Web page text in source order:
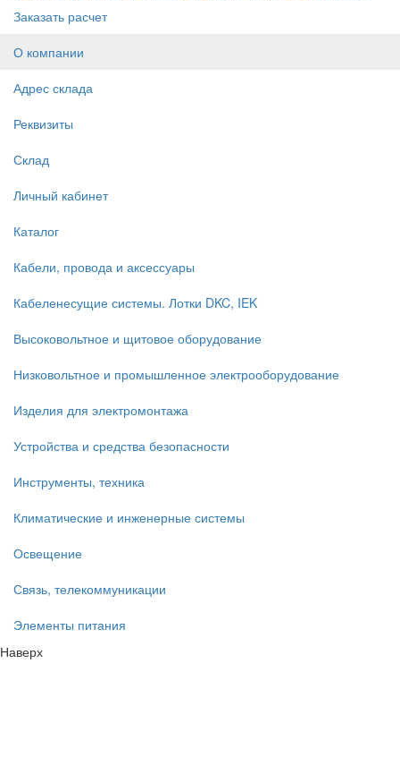
Заказать расчет
О компании
Адрес склада
Реквизиты
Склад
Личный кабинет
Каталог
Кабели, провода и аксессуары
Кабеленесущие системы. Лотки DKC, IEK
Высоковольтное и щитовое оборудование
Низковольтное и промышленное электрооборудование
Изделия для электромонтажа
Устройства и средства безопасности
Инструменты, техника
Климатические и инженерные системы
Освещение
Связь, телекоммуникации
Элементы питания
Наверх